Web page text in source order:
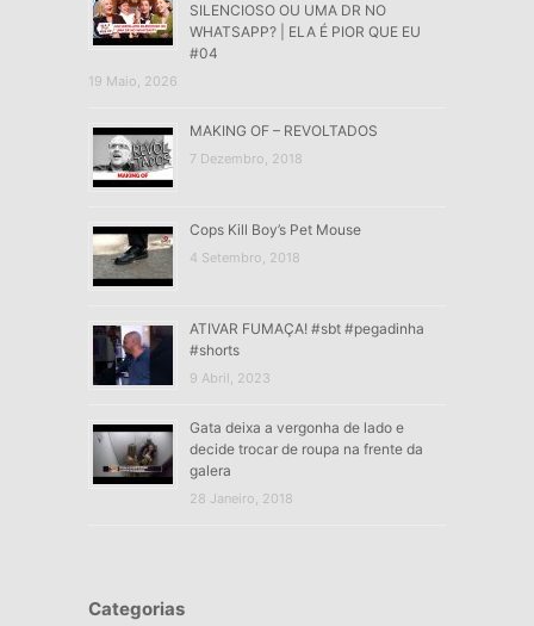
SILENCIOSO OU UMA DR NO
WHATSAPP? | ELA É PIOR QUE EU
#04
19 Maio, 2026
MAKING OF – REVOLTADOS
7 Dezembro, 2018
Cops Kill Boy’s Pet Mouse
4 Setembro, 2018
ATIVAR FUMAÇA! #sbt #pegadinha
#shorts
9 Abril, 2023
Gata deixa a vergonha de lado e
decide trocar de roupa na frente da
galera
28 Janeiro, 2018
Categorias